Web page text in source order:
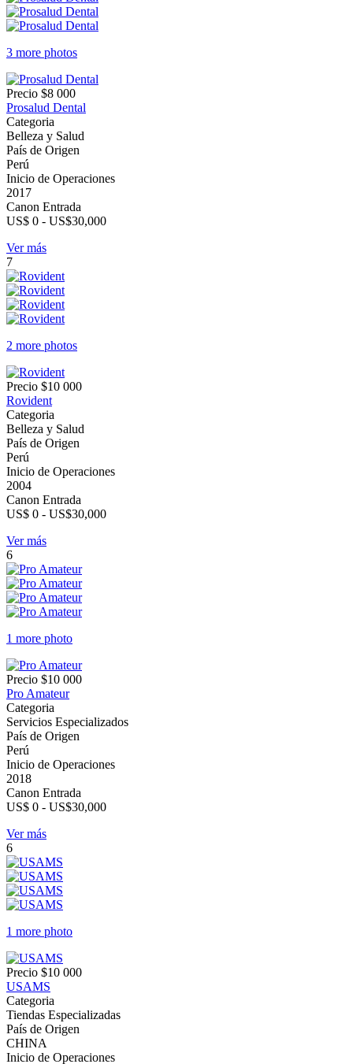
3 more photos
Precio $8 000
Prosalud Dental
Categoria
Belleza y Salud
País de Origen
Perú
Inicio de Operaciones
2017
Canon Entrada
US$ 0 - US$30,000
Ver más
7
2 more photos
Precio $10 000
Rovident
Categoria
Belleza y Salud
País de Origen
Perú
Inicio de Operaciones
2004
Canon Entrada
US$ 0 - US$30,000
Ver más
6
1 more photo
Precio $10 000
Pro Amateur
Categoria
Servicios Especializados
País de Origen
Perú
Inicio de Operaciones
2018
Canon Entrada
US$ 0 - US$30,000
Ver más
6
1 more photo
Precio $10 000
USAMS
Categoria
Tiendas Especializadas
País de Origen
CHINA
Inicio de Operaciones